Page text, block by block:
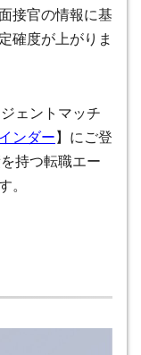
接官の情報に基
確度が上がりま
ェントマッチ
ンダー 】にご登
持つ転職エー
。